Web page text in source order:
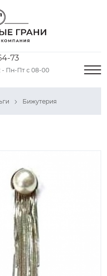
73
- Пн-Пт с 08-00
Бижутерия